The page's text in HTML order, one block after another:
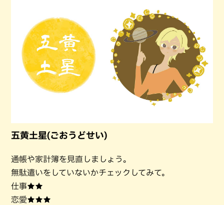
五黄土星(ごおうどせい)
通帳や家計簿を見直しましょう。
無駄遣いをしていないかチェックしてみて。
仕事★★
恋愛★★★